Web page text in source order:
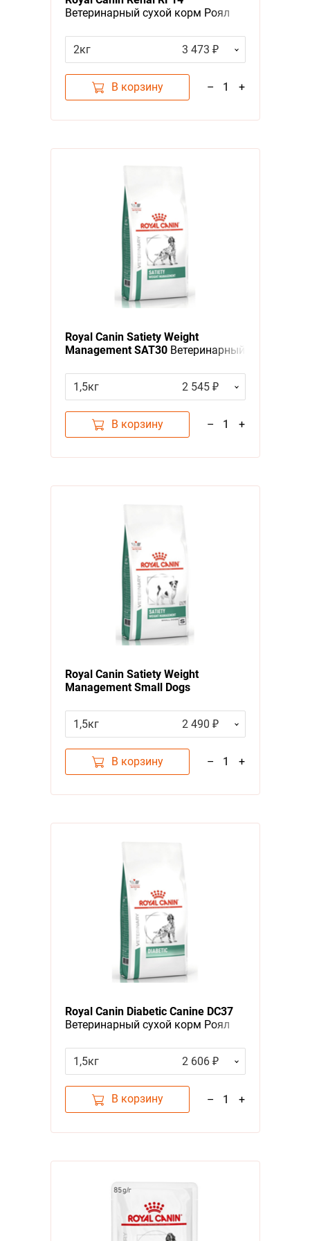
Ветеринарный сухой корм Роял
Заболевание почек (хроническая
почечная недостаточность)
2кг 3 473 ₽
В корзину – 1 +
Royal Canin Satiety Weight
Management SAT30Ветеринарный
Сетаети Вейт Менеджмент
Контроль избыточного веса
1,5кг 2 545 ₽
В корзину – 1 +
Royal Canin Satiety Weight
Management Small Dogs
Канин Сетаети Смол Догз для
собак Мелких пород Контроль
избыточного веса
1,5кг 2 490 ₽
В корзину – 1 +
Royal Canin Diabetic Canine DC37
Ветеринарный сухой корм Роял
Сахарный диабет
1,5кг 2 606 ₽
В корзину – 1 +